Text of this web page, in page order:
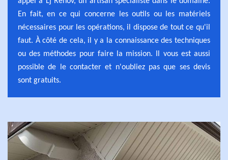
En fait, en ce qui concerne les outils ou les matériels
nécessaires pour les opérations, il dispose de tout ce qu'il
faut. À côté de cela, il y a la connaissance des techniques
ou des méthodes pour faire la mission. Il vous est aussi
possible de le contacter et n'oubliez pas que ses devis
sont gratuits.